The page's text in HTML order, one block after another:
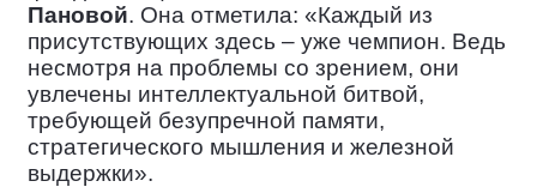
Пановой. Она отметила: «Каждый из
присутствующих здесь – уже чемпион. Ведь
несмотря на проблемы со зрением, они
увлечены интеллектуальной битвой,
требующей безупречной памяти,
стратегического мышления и железной
выдержки».